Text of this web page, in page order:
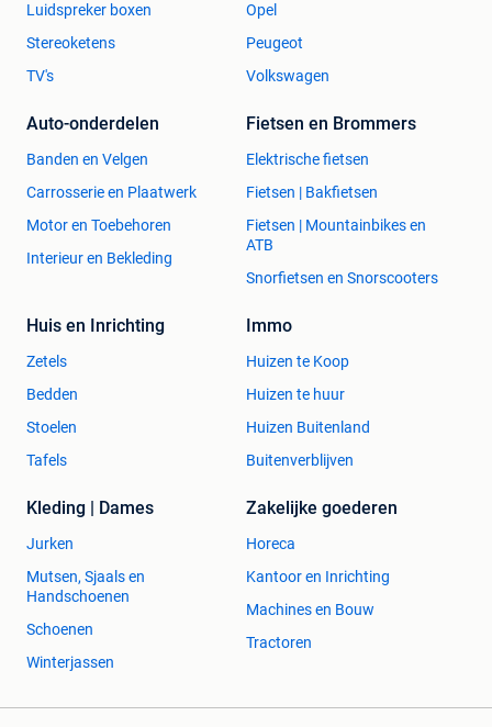
Luidspreker boxen
Stereoketens
TV's
Opel
Peugeot
Volkswagen
Auto-onderdelen
Banden en Velgen
Carrosserie en Plaatwerk
Motor en Toebehoren
Interieur en Bekleding
Fietsen en Brommers
Elektrische fietsen
Fietsen | Bakfietsen
Fietsen | Mountainbikes en
ATB
Snorfietsen en Snorscooters
Huis en Inrichting
Zetels
Bedden
Stoelen
Tafels
Immo
Huizen te Koop
Huizen te huur
Huizen Buitenland
Buitenverblijven
Kleding | Dames
Jurken
Mutsen, Sjaals en
Handschoenen
Schoenen
Winterjassen
Zakelijke goederen
Horeca
Kantoor en Inrichting
Machines en Bouw
Tractoren